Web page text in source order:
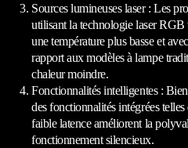
Sources lumineuses laser : Les
utilisant la technologie laser
une température plus basse et
rapport aux modèles à lampe
chaleur moindre.
Fonctionnalités intelligentes :
des fonctionnalités intégrées
faible latence améliorent la
fonctionnement silencieux.